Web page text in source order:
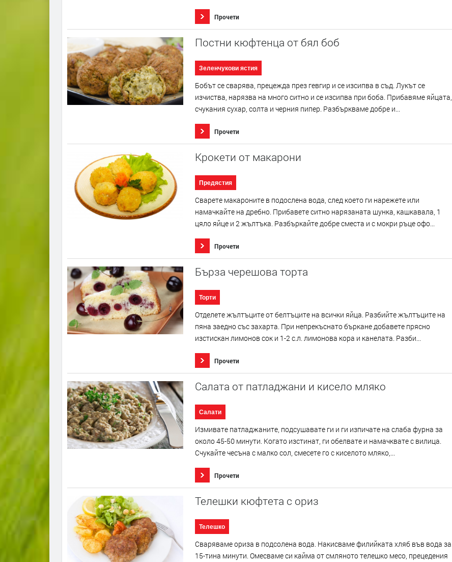
Прочети
Постни кюфтенца от бял боб
Зеленчукови ястия
Бобът се сварява, прецежда през гевгир и се изсипва в съд. Лукът се
изчиства, нарязва на много ситно и се изсипва при боба. Прибавяме яйцата,
счукания сухар, солта и черния пипер. Разбъркваме добре и...
Прочети
Крокети от макарони
Предястия
Сварете макароните в подослена вода, след което ги нарежете или
намачкайте на дребно. Прибавете ситно нарязаната шунка, кашкавала, 1
цяло яйце и 2 жълтъка. Разбъркайте добре сместа и с мокри ръце офо...
Прочети
Бърза черешова торта
Торти
Отделете жълтъците от белтъците на всички яйца. Разбийте жълтъците на
пяна заедно със захарта. При непрекъснато бъркане добавете прясно
изстискан лимонов сок и 1-2 с.л. лимонова кора и канелата. Разби...
Прочети
Салата от патладжани и кисело мляко
Салати
Измивате патладжаните, подсушавате ги и ги изпичате на слаба фурна за
около 45-50 минути. Когато изстинат, ги обелвате и намачквате с вилица.
Счукайте чесъна с малко сол, смесете го с киселото мляко,...
Прочети
Телешки кюфтета с ориз
Телешко
Сваряваме ориза в подсолена вода. Накисваме филийката хляб във вода за
15-тина минути. Омесваме си кайма от смляното телешко месо, прецедения